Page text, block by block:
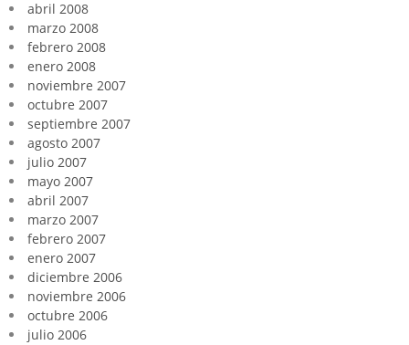
abril 2008
marzo 2008
febrero 2008
enero 2008
noviembre 2007
octubre 2007
septiembre 2007
agosto 2007
julio 2007
mayo 2007
abril 2007
marzo 2007
febrero 2007
enero 2007
diciembre 2006
noviembre 2006
octubre 2006
julio 2006